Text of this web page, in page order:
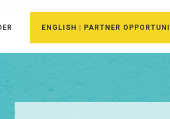
ENGLISH | PARTNER